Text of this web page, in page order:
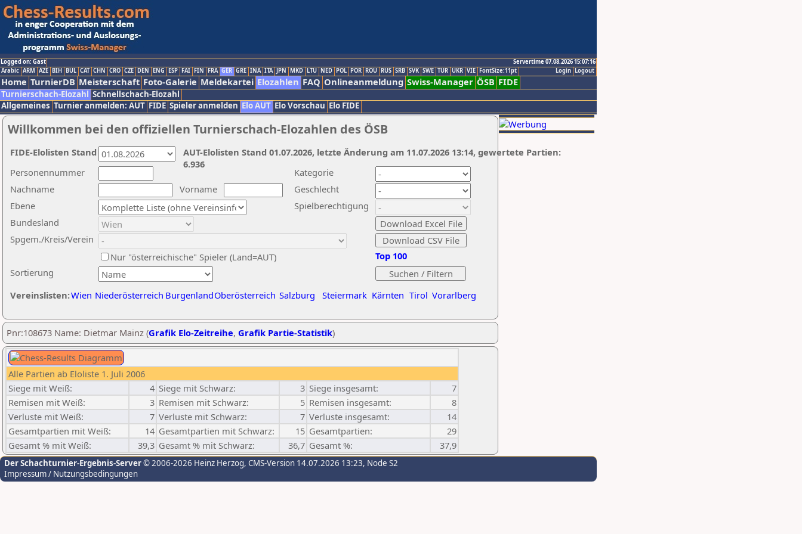
Logged on: Gast
Servertime 07.08.2026 15:07:16
Logout
Login
Arabic ARM AZE BIH BUL CAT CHN CRO CZE DEN ENG ESP FAI FIN FRA GER GRE INA ITA JPN MKD LTU NED POL POR ROU RUS SRB SVK SWE TUR UKR VIE FontSize:11pt
Home TurnierDB Meisterschaft Foto-Galerie Meldekartei Elozahlen FAQ Onlineanmeldung Swiss-Manager ÖSB FIDE
Turnierschach-Elozahl Schnellschach-Elozahl
Allgemeines Turnier anmelden: AUT FIDE Spieler anmelden Elo AUT Elo Vorschau Elo FIDE
Willkommen bei den offiziellen Turnierschach-Elozahlen des ÖSB
Nachname
Vorname
Ebene
Kategorie
Sortierung
Personennummer
Bundesland
Spgem./Kreis/Verein
Geschlecht
Nur "österreichische" Spieler (Land=AUT)
Spielberechtigung
Vereinslisten:Wien Niederösterreich BurgenlandOberösterreich Salzburg Steiermark Kärnten Tirol Vorarlberg
Top 100
AUT-Elolisten Stand 01.07.2026, letzte Änderung am 11.07.2026 13:14, gewertete Partien:
6.936
FIDE-Elolisten Stand
Pnr:108673 Name: Dietmar Mainz (Grafik Elo-Zeitreihe, Grafik Partie-Statistik)
Alle Partien ab Eloliste 1. Juli 2006
Siege mit Weiß:
4 Siege mit Schwarz: 3 Siege insgesamt:
7
Remisen mit Weiß:
3 Remisen mit Schwarz: 5 Remisen insgesamt:
8
Verluste mit Weiß:
7 Verluste mit Schwarz: 7 Verluste insgesamt:
14
Gesamtpartien mit Weiß:
14 Gesamtpartien mit Schwarz: 15 Gesamtpartien:
29
Gesamt % mit Weiß:
39,3 Gesamt % mit Schwarz: 36,7 Gesamt %: 37,9
Der Schachturnier-Ergebnis-Server© 2006-2026 Heinz Herzog, CMS-Version 14.07.2026 13:23, Node S2
Impressum / Nutzungsbedingungen